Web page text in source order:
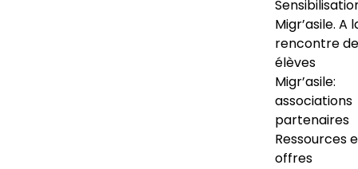
Migr’asile. A
rencontre
élèves
Migr’asile:
associations
partenaires
Ressources
offres